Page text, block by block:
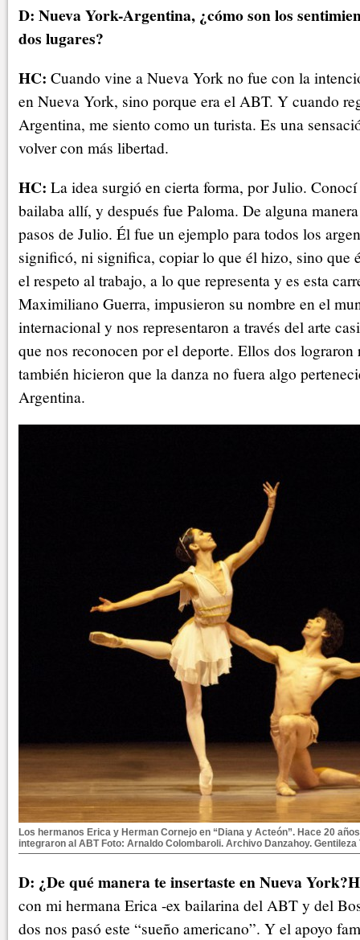
D: Nueva York-Argentina, ¿cómo son los
dos lugares?
HC: Cuando vine a Nueva York no fue con la
en Nueva York, sino porque era el ABT. Y cuando
Argentina, me siento como un turista. Es una
volver con más libertad.
HC: La idea surgió en cierta forma, por Julio.
bailaba allí, y después fue Paloma. De alguna
pasos de Julio. Él fue un ejemplo para todos los
significó, ni significa, copiar lo que él hizo, sino que
el respeto al trabajo, a lo que representa y es esta
Maximiliano Guerra, impusieron su nombre en el
internacional y nos representaron a través del arte
que nos reconocen por el deporte. Ellos dos lograron
también hicieron que la danza no fuera algo
Argentina.
Los hermanos Erica y Herman Cornejo en “Diana y Acteón”. Hace 20
integraron al ABT Foto: Arnaldo Colombaroli. Archivo Danzahoy. Gentileza
D: ¿De qué manera te insertaste en Nueva York?
con mi hermana Erica -ex bailarina del ABT y del
dos nos pasó este “sueño americano”. Y el apoyo